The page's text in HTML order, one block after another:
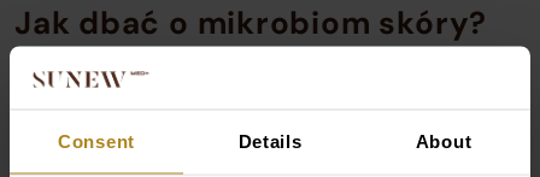
Consent Details About
Jak dbać o mikrobiom skóry?
Na czym powinna polegać jego